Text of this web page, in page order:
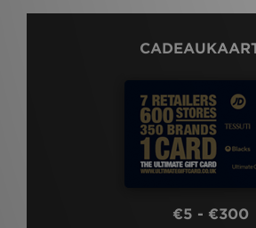
€5 - €300